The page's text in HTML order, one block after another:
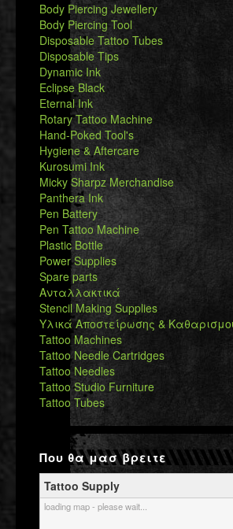
Body Piercing Jewellery
Body Piercing Tool
Disposable Tattoo Tubes
Disposable Tips
Dynamic Ink
Eclipse Black
Eternal Ink
Rotary Tattoo Machine
Hand-Poked Tool's
Hygiene & Aftercare
Kurosumi Ink
Micky Sharpz Merchandise
Panthera Ink
Pen Battery
Pen Tattoo Machine
Plastic Bottle
Power Supplies
Spare parts
Ανταλλακτικά
Stencil Making Supplies
Υλικά Αποστείρωσης &
Tattoo Machines
Tattoo Needle Cartridges
Tattoo Needles
Tattoo Studio Furniture
Tattoo Tubes
Που θα μασ βρειτε
Tattoo Supply
loading map - please wait...